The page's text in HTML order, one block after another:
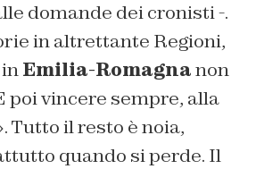
domande dei cronisti -.
in altrettante Regioni,
Emilia-Romagnanon
poi vincere sempre, alla
Tutto il resto è noia,
quando si perde. Il